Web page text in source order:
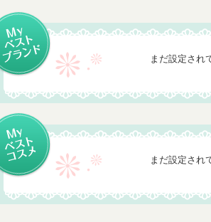
まだ設定され
まだ設定され